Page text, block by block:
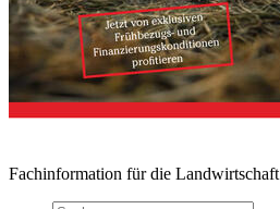
Fachinformation für die Landwirtschaft